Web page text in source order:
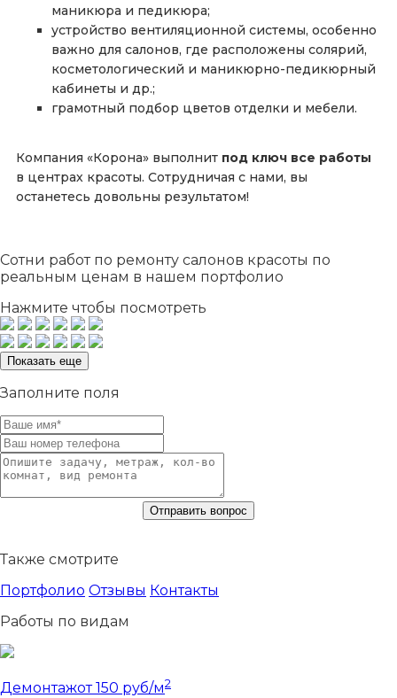
маникюра и педикюра;
устройство вентиляционной системы, особенно
важно для салонов, где расположены солярий,
косметологический и маникюрно-педикюрный
кабинеты и др.;
грамотный подбор цветов отделки и мебели.
Компания «Корона» выполнит под ключ все работы
в центрах красоты. Сотрудничая с нами, вы
останетесь довольны результатом!
Сотни работ по ремонту салонов красоты по
реальным ценам в нашем портфолио
Нажмите чтобы посмотреть
Показать еще
Заполните поля
Также смотрите
Портфолио Отзывы Контакты
Работы по видам
Демонтажот 150 руб/м2